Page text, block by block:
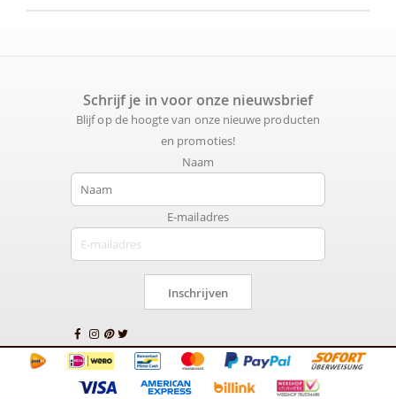
Schrijf je in voor onze nieuwsbrief
Blijf op de hoogte van onze nieuwe producten
en promoties!
Naam
E-mailadres
Inschrijven